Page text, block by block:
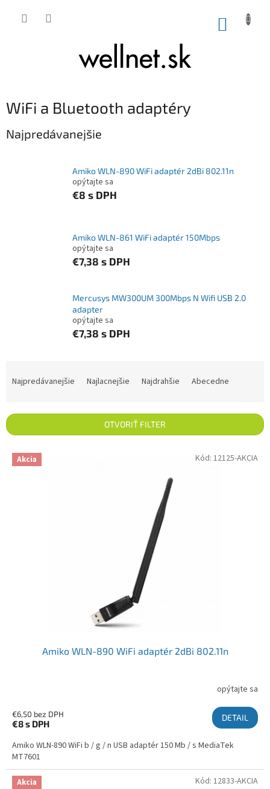
WiFi a Bluetooth adaptéry
Najpredávanejšie
Amiko WLN-890 WiFi adaptér 2dBi 802.11n
opýtajte sa
€8 s DPH
Amiko WLN-861 WiFi adaptér 150Mbps
opýtajte sa
€7,38 s DPH
Mercusys MW300UM 300Mbps N Wifi USB 2.0
adapter
opýtajte sa
€7,38 s DPH
Najpredávanejšie Najlacnejšie Najdrahšie Abecedne
OTVORIŤ FILTER
Výpis produktov
Akcia
Amiko WLN-890 WiFi adaptér 2dBi 802.11n
opýtajte sa
€6,50 bez DPH
€8s DPH
DETAIL
Amiko WLN-890 WiFi b / g / n USB adaptér 150 Mb / s MediaTek
MT7601
Kód: 12125-AKCIA
Akcia Kód: 12833-AKCIA